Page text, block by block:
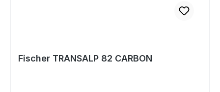
Fischer TRANSALP 82 CARBON